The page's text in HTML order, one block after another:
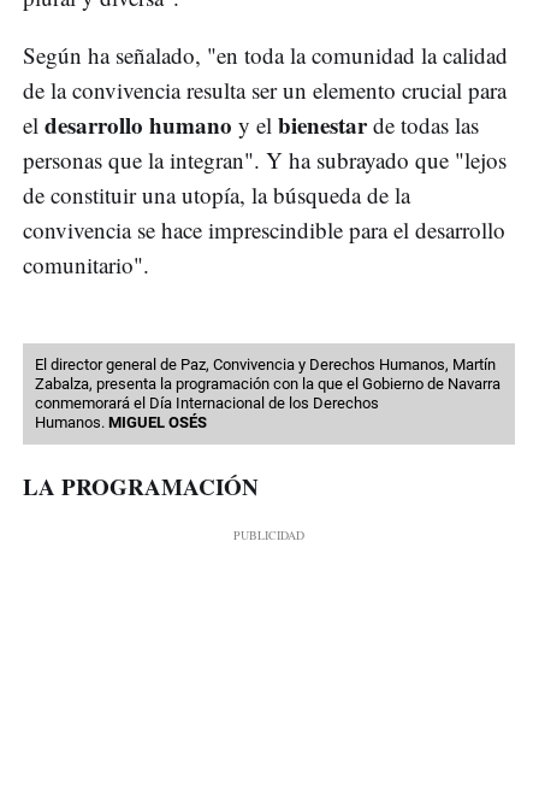
Según ha señalado, "en toda la comunidad la calidad
de la convivencia resulta ser un elemento crucial para
el desarrollo humano y el bienestarde todas las
personas que la integran". Y ha subrayado que "lejos
de constituir una utopía, la búsqueda de la
convivencia se hace imprescindible para el desarrollo
comunitario".
El director general de Paz, Convivencia y Derechos Humanos, Martín
Zabalza, presenta la programación con la que el Gobierno de Navarra
conmemorará el Día Internacional de los Derechos
Humanos. MIGUEL OSÉS
LA PROGRAMACIÓN